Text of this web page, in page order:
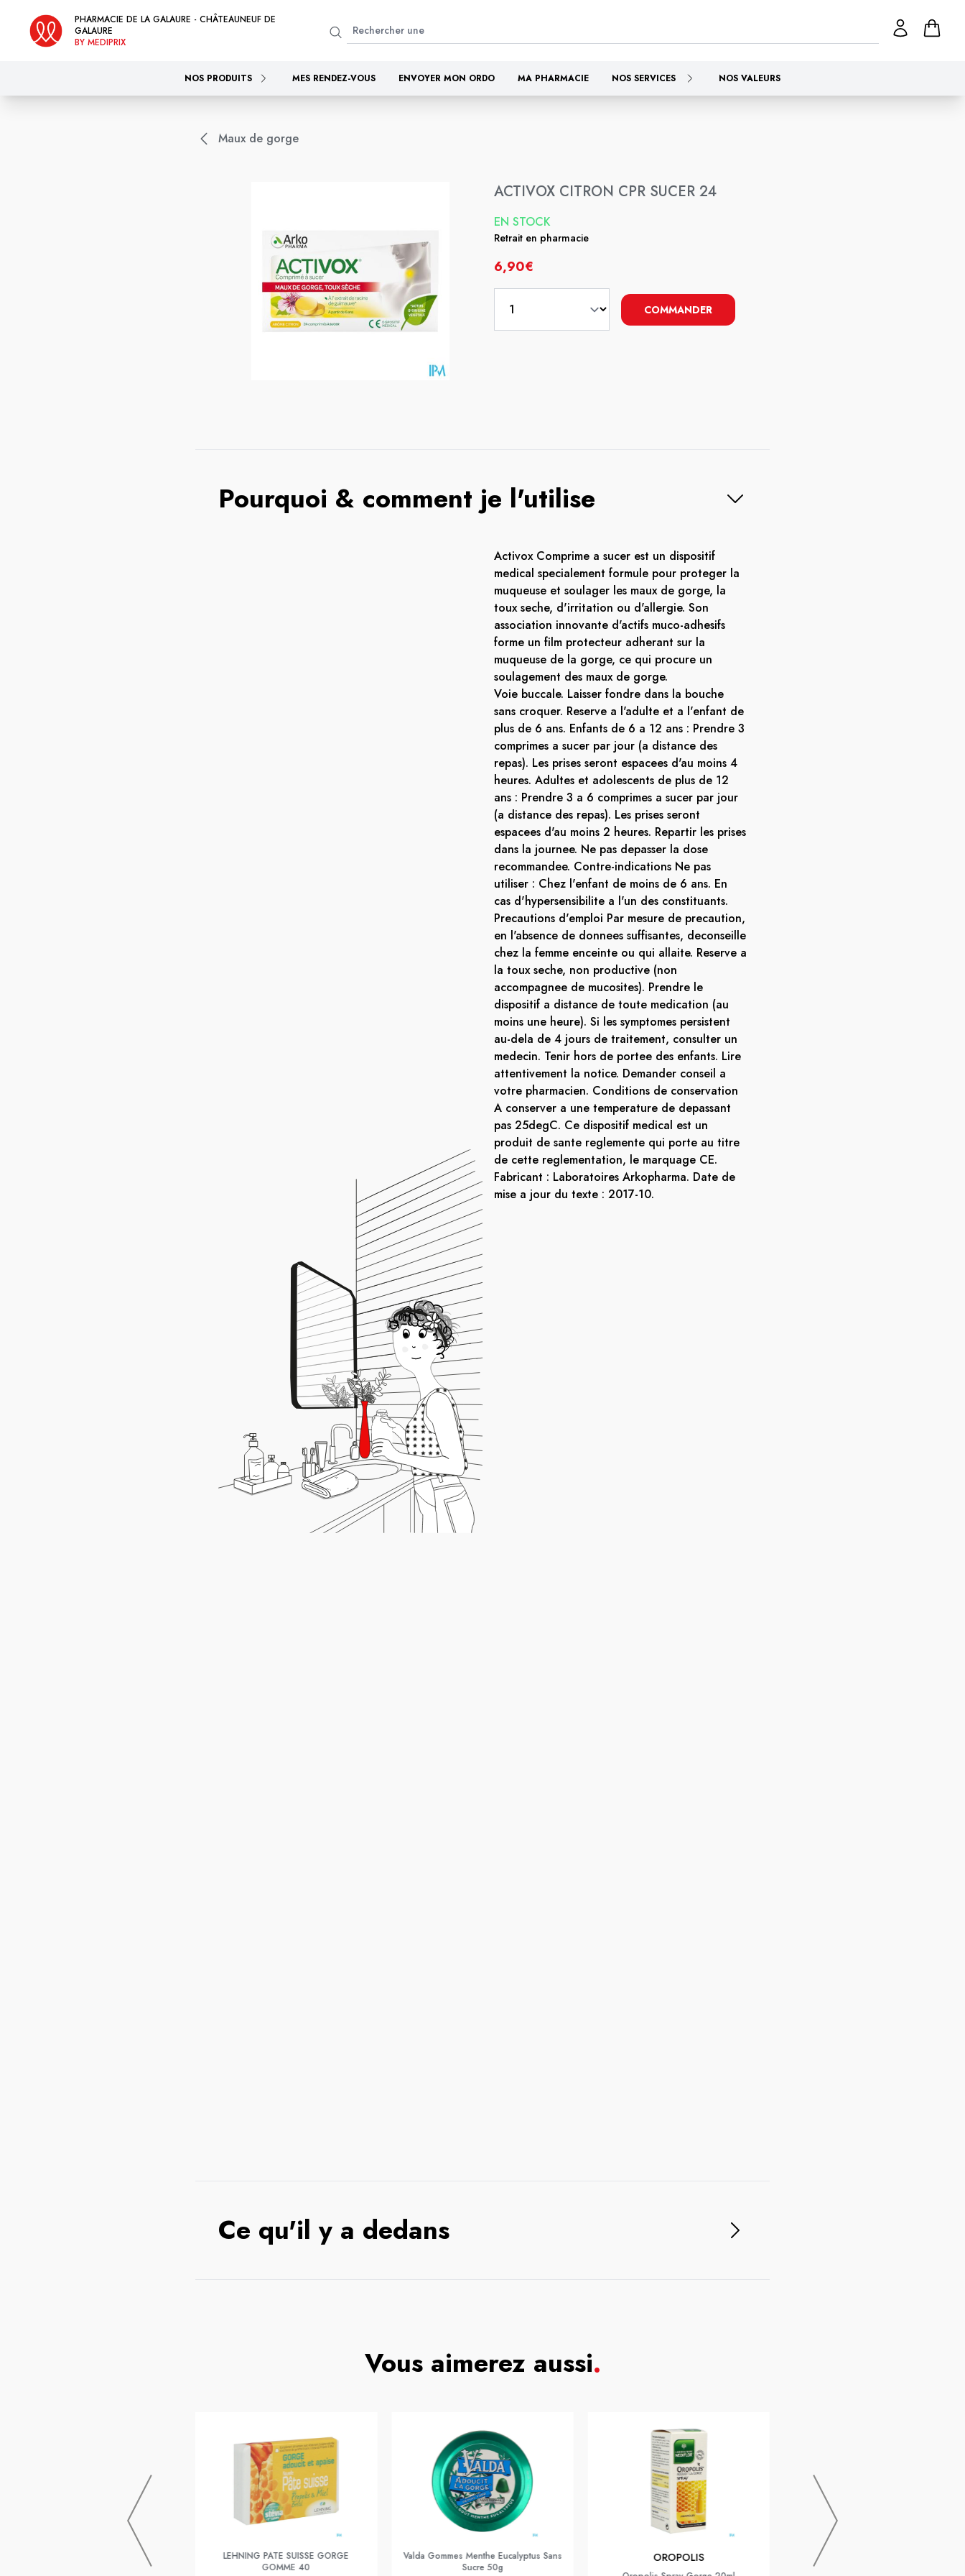
PHARMACIE DE LA GALAURE - CHÂTEAUNEUF DE
GALAURE
BY MEDIPRIX
NOS PRODUITS MES RENDEZ-VOUS ENVOYER MON ORDO MA PHARMACIE NOS SERVICES NOS VALEURS
Maux de gorge
ACTIVOX CITRON CPR SUCER 24
EN STOCK
Retrait en pharmacie
6,90€
COMMANDER
Pourquoi & comment je l'utilise
Activox Comprime a sucer est un dispositif
medical specialement formule pour proteger la
muqueuse et soulager les maux de gorge, la
toux seche, d'irritation ou d'allergie. Son
association innovante d'actifs muco-adhesifs
forme un film protecteur adherant sur la
muqueuse de la gorge, ce qui procure un
soulagement des maux de gorge.
Voie buccale. Laisser fondre dans la bouche
sans croquer. Reserve a l'adulte et a l'enfant de
plus de 6 ans. Enfants de 6 a 12 ans : Prendre 3
comprimes a sucer par jour (a distance des
repas). Les prises seront espacees d'au moins 4
heures. Adultes et adolescents de plus de 12
ans : Prendre 3 a 6 comprimes a sucer par jour
(a distance des repas). Les prises seront
espacees d'au moins 2 heures. Repartir les prises
dans la journee. Ne pas depasser la dose
recommandee. Contre-indications Ne pas
utiliser : Chez l'enfant de moins de 6 ans. En
cas d'hypersensibilite a l'un des constituants.
Precautions d'emploi Par mesure de precaution,
en l'absence de donnees suffisantes, deconseille
chez la femme enceinte ou qui allaite. Reserve a
la toux seche, non productive (non
accompagnee de mucosites). Prendre le
dispositif a distance de toute medication (au
moins une heure). Si les symptomes persistent
au-dela de 4 jours de traitement, consulter un
medecin. Tenir hors de portee des enfants. Lire
attentivement la notice. Demander conseil a
votre pharmacien. Conditions de conservation
A conserver a une temperature de depassant
pas 25degC. Ce dispositif medical est un
produit de sante reglemente qui porte au titre
de cette reglementation, le marquage CE.
Fabricant : Laboratoires Arkopharma. Date de
mise a jour du texte : 2017-10.
Ce qu'il y a dedans
Vous aimerez aussi.
LEHNING PATE SUISSE GORGE
GOMME 40
Valda Gommes Menthe Eucalyptus Sans
Sucre 50g
OROPOLIS